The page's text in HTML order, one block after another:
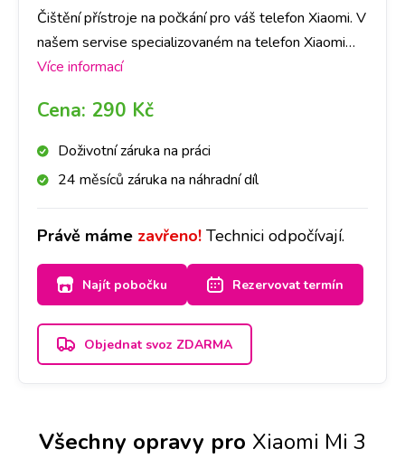
Čištění přístroje na počkání pro váš telefon Xiaomi. V
našem servise specializovaném na telefon Xiaomi
opravíme jakoukoli závadu rychle a na počkání. Na
sklady dílů, tak abyste ještě DNES měli svůj telefon
Xiaomi opravený v Praze, Brně, Ostravě, Olomouci,
Liberci a Českých Budějovicích.
Více informací
Cena: 290 Kč
Doživotní záruka na práci
24 měsíců záruka na náhradní díl
Právě máme zavřeno! Technici odpočívají.
Najít pobočku Rezervovat termín
Objednat svoz ZDARMA
Všechny opravy pro Xiaomi Mi 3